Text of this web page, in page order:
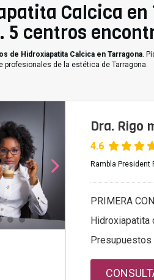
Calcica
5 centros
de Hidroxiapatita Calcica en Tarragona.
profesionales de la estética de Tarragona.
Dra. Rigo
4.6
Rambla President
PRIMERA
Hidroxiapatita
Presupuestos